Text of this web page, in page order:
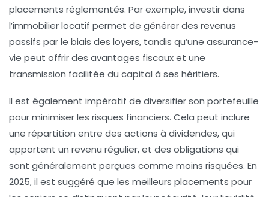
placements réglementés. Par exemple, investir dans
l’immobilier locatif permet de générer des revenus
passifs par le biais des loyers, tandis qu’une assurance-
vie peut offrir des avantages fiscaux et une
transmission facilitée du capital à ses héritiers.
Il est également impératif de diversifier son portefeuille
pour minimiser les risques financiers. Cela peut inclure
une répartition entre des actions à dividendes, qui
apportent un revenu régulier, et des obligations qui
sont généralement perçues comme moins risquées. En
2025, il est suggéré que les meilleurs placements pour